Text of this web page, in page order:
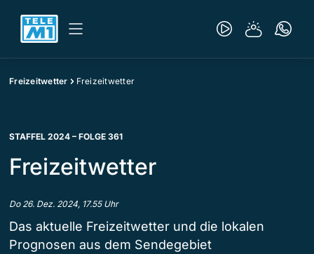
Freizeitwetter Freizeitwetter
STAFFEL 2024 – FOLGE 361
Freizeitwetter
Do 26. Dez. 2024, 17.55 Uhr
Das aktuelle Freizeitwetter und die lokalen
Prognosen aus dem Sendegebiet